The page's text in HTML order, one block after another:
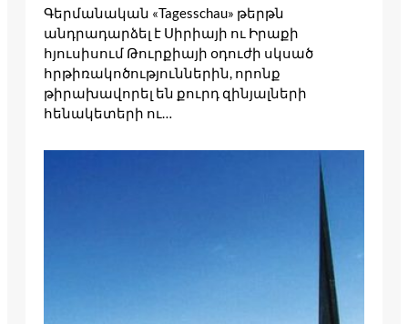
Գերմանական «Tagesschau» թերթն
անդրադարձել է Սիրիայի ու Իրաքի
հյուսիսում Թուրքիայի օդուժի սկսած
հրթիռակոծություններին, որոնք
թիրախավորել են քուրդ զինյալների
հենակետերի ու…